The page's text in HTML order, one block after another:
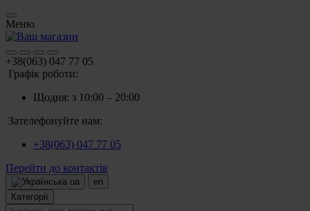
Меню
+38(063) 047 77 05
Графік роботи:
Щодня: з 10:00 – 20:00
Зателефонуйте нам:
+38(063) 047 77 05
Перейти до контактів
ua
en
Категорії